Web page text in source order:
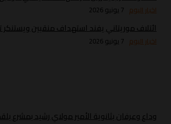
اخبار اليوم 7 يونيو 2026
ائتلاف موريتاني يفند استهداف منقبين
اخبار اليوم 7 يونيو 2026
وداع وعرفان بثانوية الأمير مولاي رشيد بمشرع